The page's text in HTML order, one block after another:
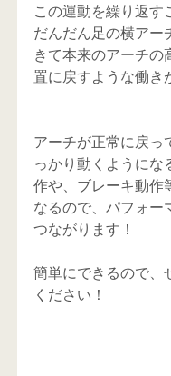
この運動を繰り返す
だんだん足の横アー
きて本来のアーチの
置に戻すような働き
アーチが正常に戻っ
っかり動くようにな
作や、ブレーキ動作
なるので、パフォー
つながります！
簡単にできるので、
ください！